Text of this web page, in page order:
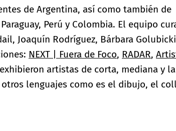
de Argentina, así como también de
Perú y Colombia. El equipo
Joaquín Rodríguez, Bárbara
NEXT | Fuera de Foco, RADAR,
artistas de corta, mediana y
lenguajes como es el dibujo, el